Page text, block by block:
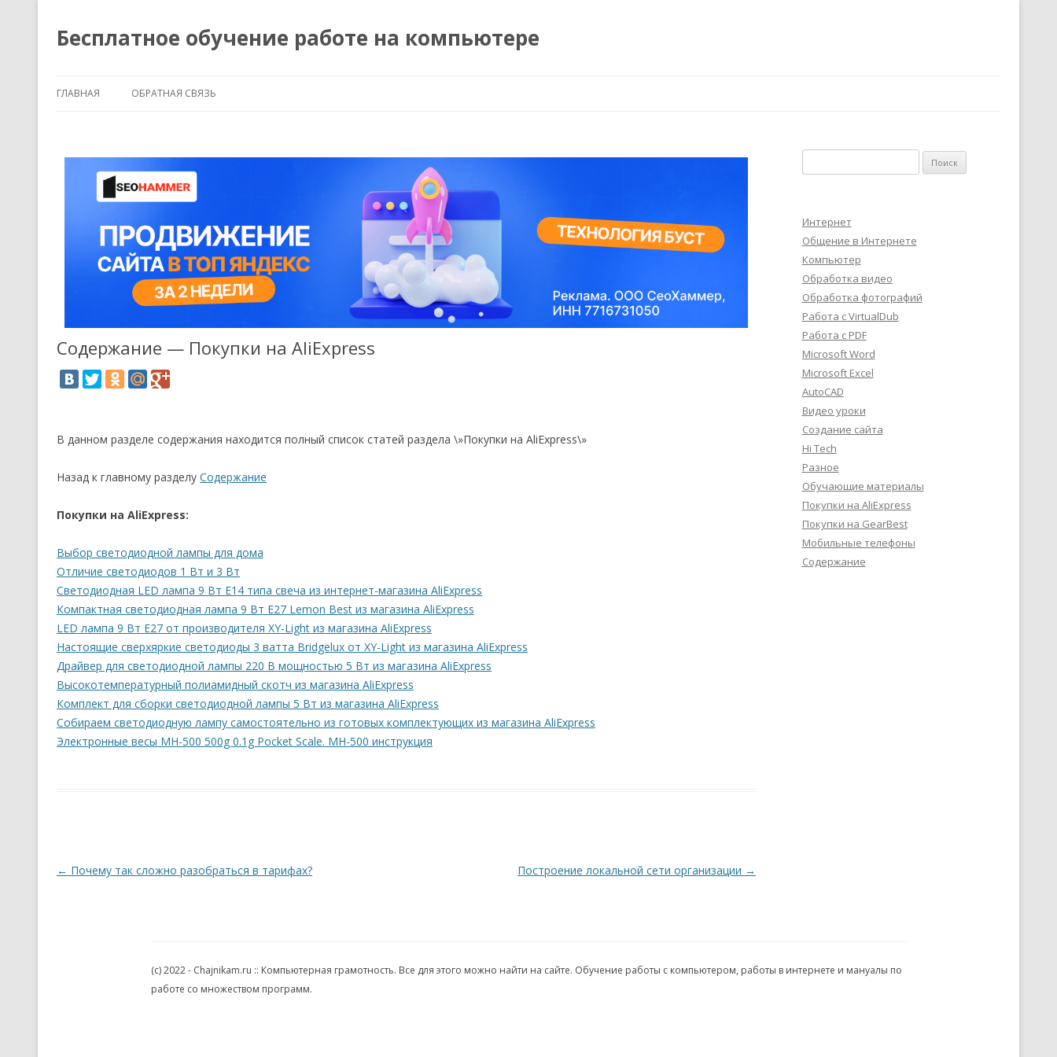
Бесплатное обучение работе на компьютере
ГЛАВНАЯ ОБРАТНАЯ СВЯЗЬ
Содержание — Покупки на AliExpress
В данном разделе содержания находится полный список статей раздела \»Покупки на AliExpress\»
Назад к главному разделу Содержание
Покупки на AliExpress:
Выбор светодиодной лампы для дома
Отличие светодиодов 1 Вт и 3 Вт
Светодиодная LED лампа 9 Вт E14 типа свеча из интернет-магазина AliExpress
Компактная светодиодная лампа 9 Вт E27 Lemon Best из магазина AliExpress
LED лампа 9 Вт E27 от производителя XY-Light из магазина AliExpress
Настоящие сверхяркие светодиоды 3 ватта Bridgelux от XY-Light из магазина AliExpress
Драйвер для светодиодной лампы 220 В мощностью 5 Вт из магазина AliExpress
Высокотемпературный полиамидный скотч из магазина AliExpress
Комплект для сборки светодиодной лампы 5 Вт из магазина AliExpress
Собираем светодиодную лампу самостоятельно из готовых комплектующих из магазина AliExpress
Электронные весы MH-500 500g 0.1g Pocket Scale. MH-500 инструкция
Навигация по записям
← Почему так сложно разобраться в тарифах? Построение локальной сети организации →
Интернет
Общение в Интернете
Компьютер
Обработка видео
Обработка фотографий
Работа с VirtualDub
Работа с PDF
Microsoft Word
Microsoft Excel
AutoCAD
Видео уроки
Создание сайта
Hi Tech
Разное
Обучающие материалы
Покупки на AliExpress
Покупки на GearBest
Мобильные телефоны
Содержание
(c) 2022 - Chajnikam.ru :: Компьютерная грамотность. Все для этого можно найти на сайте. Обучение работы с компьютером, работы в интернете и мануалы по
работе со множеством программ.